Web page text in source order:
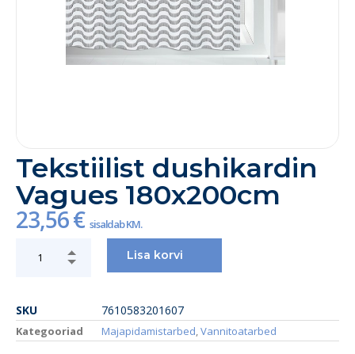
Tekstiilist dushikardin
Vagues 180x200cm
23,56€ sisaldab KM.
Lisa korvi
SKU 7610583201607
Kategooriad Majapidamistarbed Vannitoatarbed